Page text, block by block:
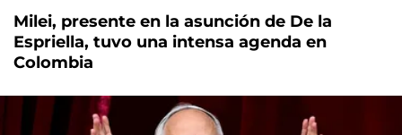
Milei, presente en la asunción de De la
Espriella, tuvo una intensa agenda en
Colombia